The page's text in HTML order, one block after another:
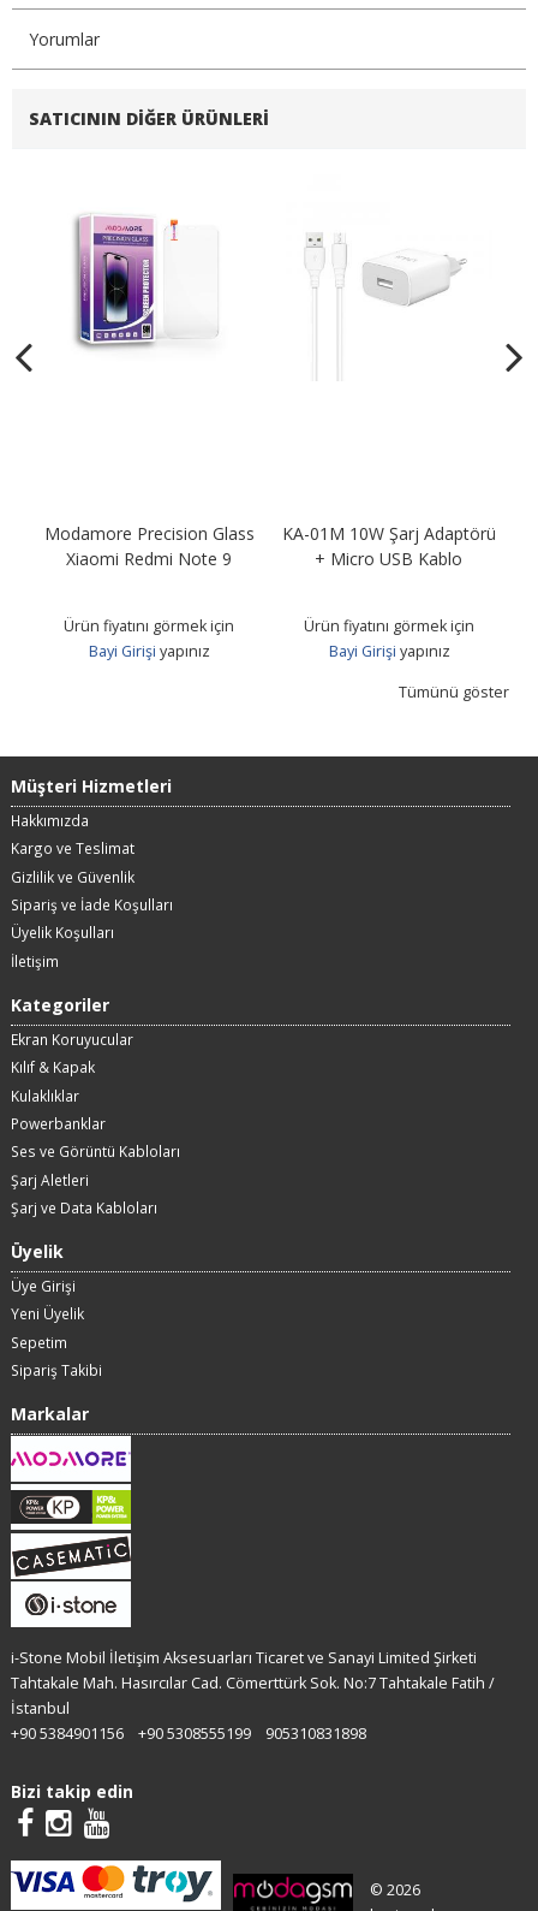
Yorumlar
SATICININ DIĞER ÜRÜNLERI
Modamore Precision Glass
Xiaomi Redmi Note 9
Ürün fiyatını görmek için
Bayi Girişi yapınız
KA-01M 10W Şarj Adaptörü
+ Micro USB Kablo
Ürün fiyatını görmek için
Bayi Girişi yapınız
Tümünü göster
Müşteri Hizmetleri
Hakkımızda
Kargo ve Teslimat
Gizlilik ve Güvenlik
Sipariş ve İade Koşulları
Üyelik Koşulları
İletişim
Kategoriler
Ekran Koruyucular
Kılıf & Kapak
Kulaklıklar
Powerbanklar
Ses ve Görüntü Kabloları
Şarj Aletleri
Şarj ve Data Kabloları
Üyelik
Üye Girişi
Yeni Üyelik
Sepetim
Sipariş Takibi
Markalar
i-Stone Mobil İletişim Aksesuarları Ticaret ve Sanayi Limited Şirketi
Tahtakale Mah. Hasırcılar Cad. Cömerttürk Sok. No:7 Tahtakale Fatih /
İstanbul
+90 5384901156
+90 5308555199 905310831898
Bizi takip edin
© 2026